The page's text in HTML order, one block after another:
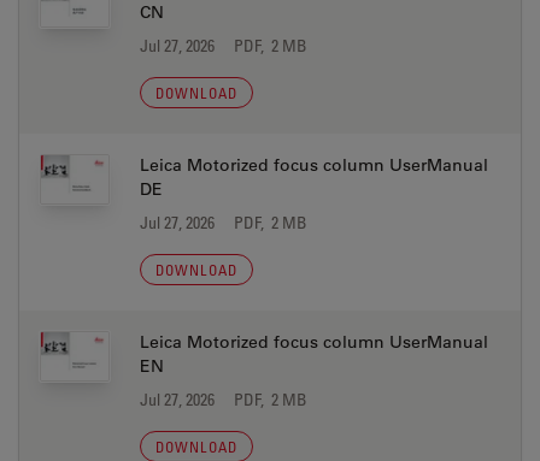
CN
Jul 27, 2026 PDF, 2 MB
DOWNLOAD
Leica Motorized focus column UserManual
DE
Jul 27, 2026 PDF, 2 MB
DOWNLOAD
Leica Motorized focus column UserManual
EN
Jul 27, 2026 PDF, 2 MB
DOWNLOAD